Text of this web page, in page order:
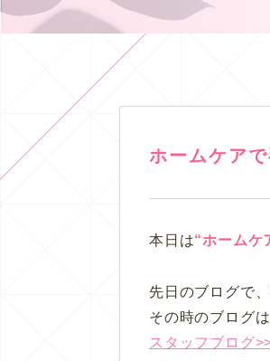
ホームケア
本日は“ホームケ
先日のブログで
その時のブログ
スタッフブログ